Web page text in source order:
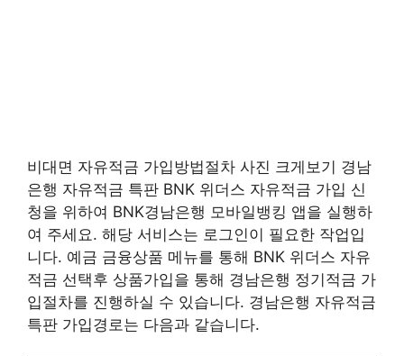
비대면 자유적금 가입방법절차 사진 크게보기 경남
은행 자유적금 특판 BNK 위더스 자유적금 가입 신
청을 위하여 BNK경남은행 모바일뱅킹 앱을 실행하
여 주세요. 해당 서비스는 로그인이 필요한 작업입
니다. 예금 금융상품 메뉴를 통해 BNK 위더스 자유
적금 선택후 상품가입을 통해 경남은행 정기적금 가
입절차를 진행하실 수 있습니다. 경남은행 자유적금
특판 가입경로는 다음과 같습니다.